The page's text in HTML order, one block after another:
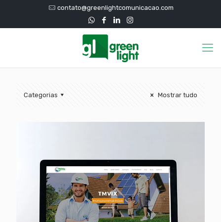
contato@greenlightcomunicacao.com
Categorias Mostrar tudo